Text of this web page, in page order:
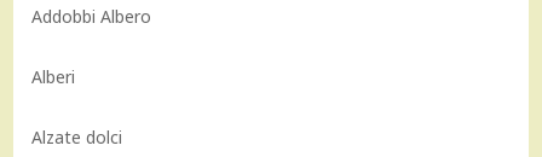
Addobbi Albero
Alberi
Alzate dolci